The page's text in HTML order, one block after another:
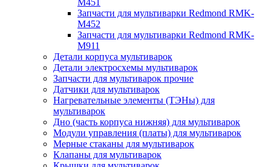
M451
Запчасти для мультиварки Redmond RMK-
M452
Запчасти для мультиварки Redmond RMK-
M911
Детали корпуса мультиварок
Детали электросхемы мультиварок
Запчасти для мультиварок прочие
Датчики для мультиварок
Нагревательные элементы (ТЭНы) для
мультиварок
Дно (часть корпуса нижняя) для мультиварок
Модули управления (платы) для мультиварок
Мерные стаканы для мультиварок
Клапаны для мультиварок